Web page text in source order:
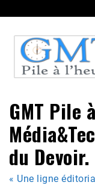
to
content
GMT Pile
du Devoir.
« Une ligne